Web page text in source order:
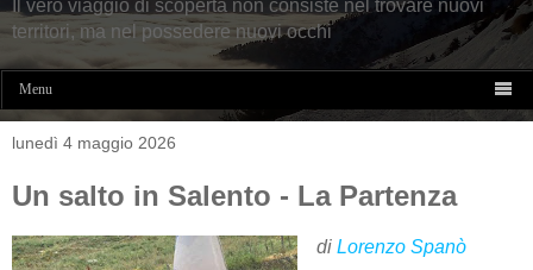
Il vero viaggio di scoperta non consiste nel trovare nuovi
territori, ma nel possedere nuovi occhi
Menu 
lunedì 4 maggio 2026
Un salto in Salento - La Partenza
di Lorenzo Spanò